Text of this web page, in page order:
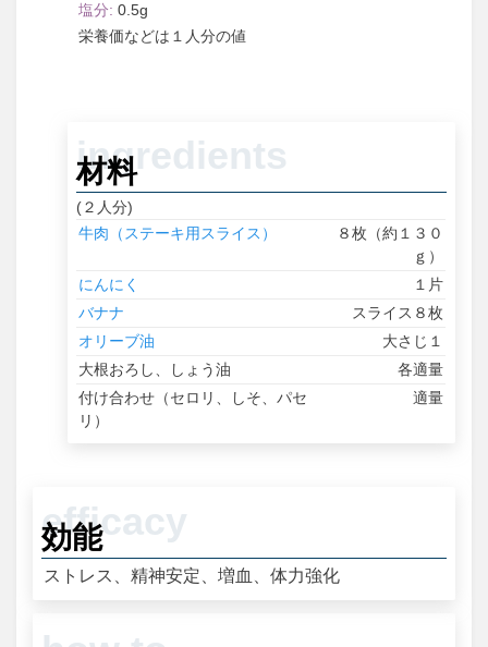
0.5
１人分
材料
(２人分)
牛肉（ステーキ用スライス）
８枚（約１３０
ｇ）
にんにく
１片
バナナ
スライス８枚
オリーブ油
大さじ１
大根おろし、しょう油
各適量
付け合わせ（セロリ、しそ、パセ
リ）
適量
効能
ストレス、精神安定、増血、体力強化